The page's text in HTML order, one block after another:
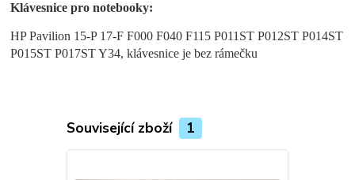
Klávesnice pro notebooky:
HP Pavilion 15-P 17-F F000 F040 F115 P011ST P012ST P014ST
P015ST P017ST Y34, klávesnice je bez rámečku
Související zboží 1